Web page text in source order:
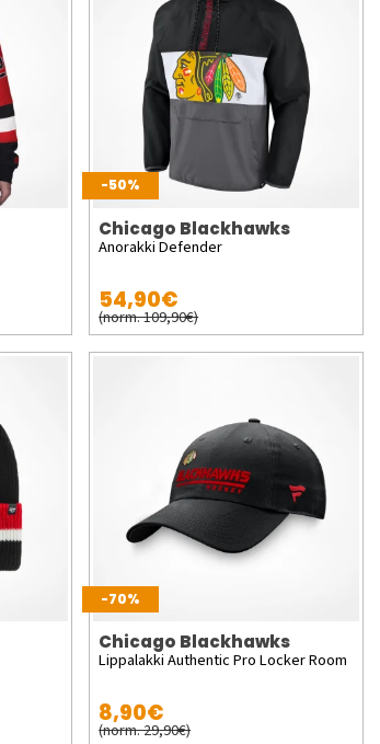
-50%
Chicago Blackhawks
Anorakki Defender
54,90€
(norm. 109,90€)
-70%
Chicago Blackhawks
Lippalakki Authentic Pro Locker Room
8,90€
(norm. 29,90€)